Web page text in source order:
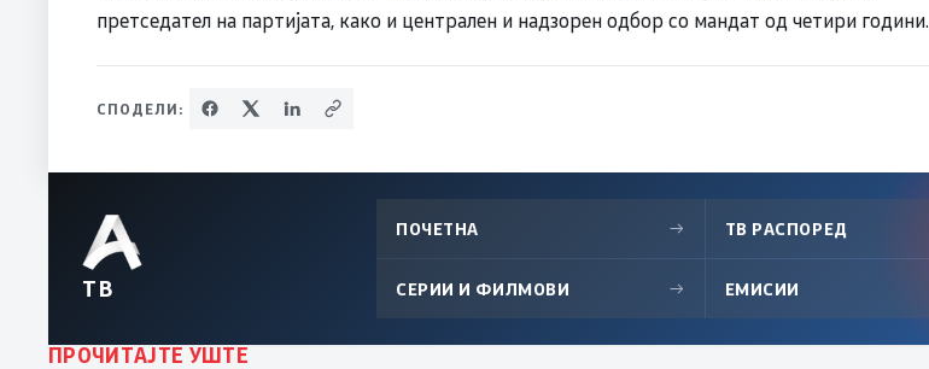
претседател на партијата, како и централен и надзорен одбор со мандат од четири години.
СПОДЕЛИ:
ТВ
ПОЧЕТНА → ТВ РАСПОРЕД
СЕРИИ И ФИЛМОВИ → ЕМИСИИ
ПРОЧИТАЈТЕ УШТЕ